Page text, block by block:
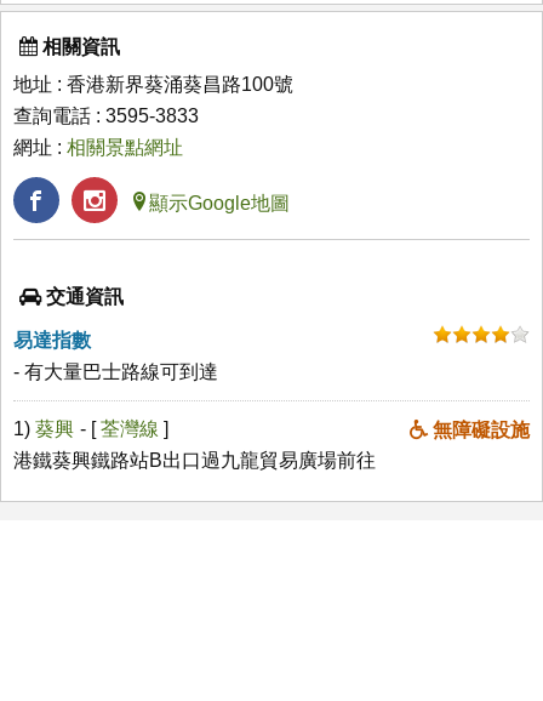
相關資訊
地址 : 香港新界葵涌葵昌路100號
查詢電話 : 3595-3833
網址 : 相關景點網址
顯示Google地圖
交通資訊
易達指數
- 有大量巴士路線可到達
1) 葵興 無障礙設施
- [荃灣線 ]
港鐵葵興鐵路站B出口過九龍貿易廣場前往